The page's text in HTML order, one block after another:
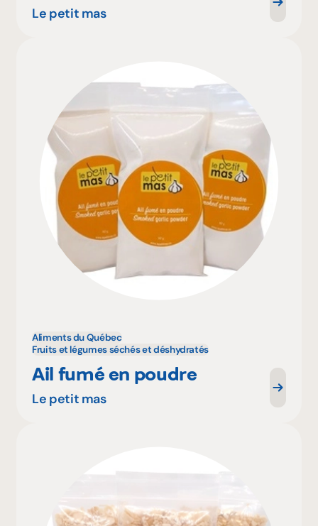
Le petit mas
Aliments du Québec
Fruits et légumes séchés et déshydratés
Ail fumé en poudre
Le petit mas